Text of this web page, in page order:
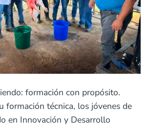
formación con propósito.
formación técnica, los jóvenes de
en Innovación y Desarrollo